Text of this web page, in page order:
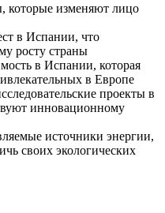
которые изменяют лицо
в Испании, что
росту страны
в Испании, которая
в Европе
проекты в
инновационному
источники энергии,
своих экологических